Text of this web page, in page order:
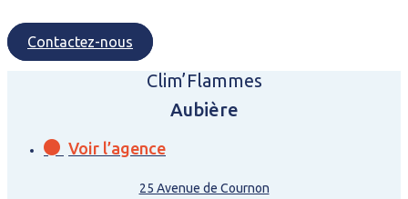
Contactez-nous
Clim’Flammes
Aubière
Voir l’agence
25 Avenue de Cournon